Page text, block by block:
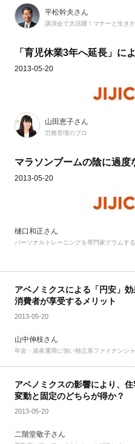
平松幹夫さん
講演会で大活躍！マナーと生き
「育児休業3年へ延長」に
2013-05-20
山田恵子さん
労務管理のプロ
マラソンブームの陰に過度
2013-05-20
樋口和正さん
パーソナルトレーニングを専門家グラムす
アベノミクスによる「円安」
消費者が享受するメリット
2013-05-20
山中伸枝さん
年金・資産運用に強い独立系ファイナンシ
アベノミクスの影響により、
変動と固定のどちらが得か？
2013-05-20
二階堂敬子さん